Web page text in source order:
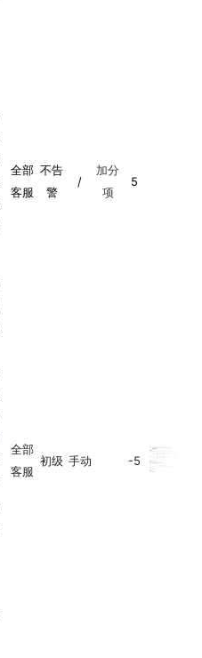
全部
客服
不告
警
/
加分
项
5
全部
客服
初级 手动 -5